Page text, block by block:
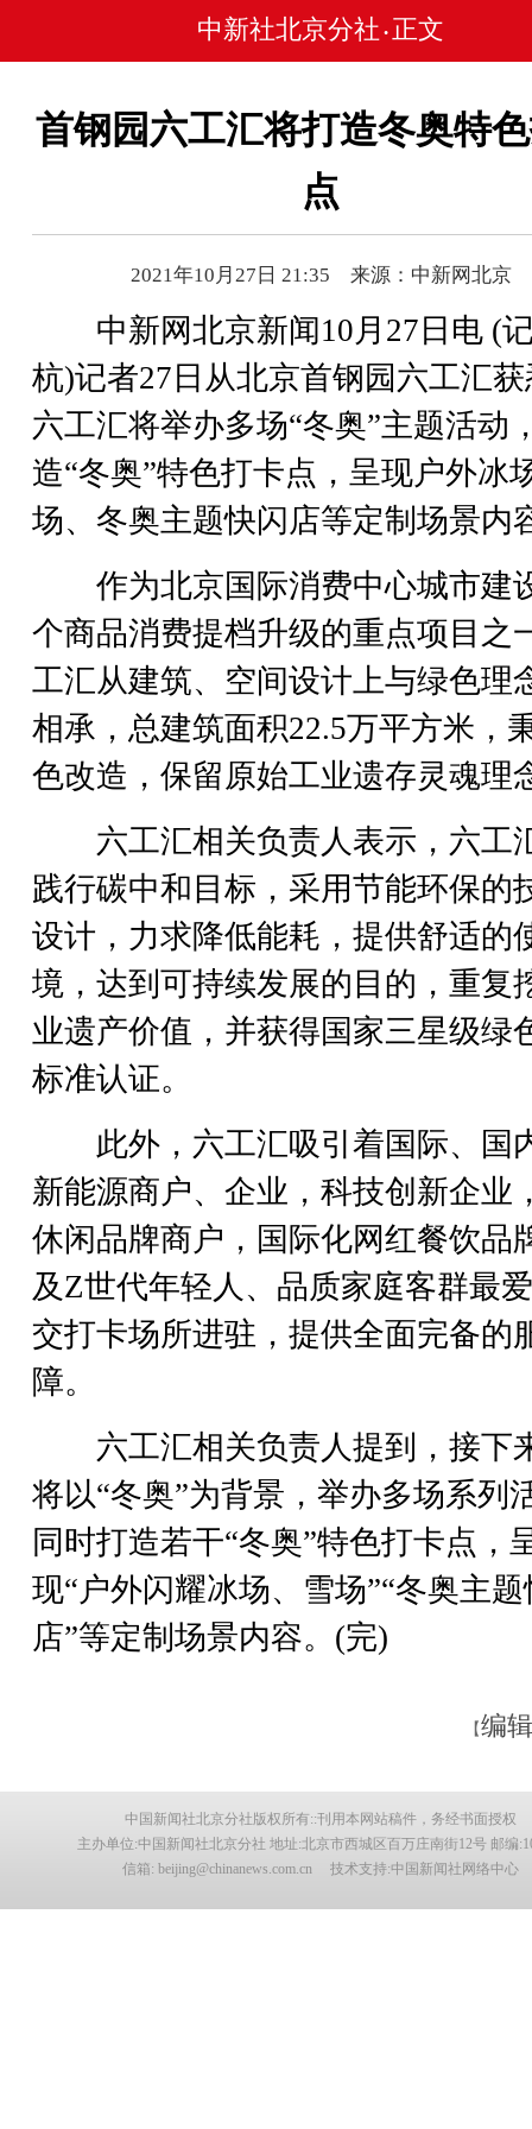
中新社北京分社 • 正文
首钢园六工汇将打造冬奥特
点
2021年10月27日 21:35 来源：中新网北京
中新网北京新闻10月27日电 (
杭)记者27日从北京首钢园六工汇
六工汇将举办多场“冬奥”主题活动
造“冬奥”特色打卡点，呈现户外冰
场、冬奥主题快闪店等定制场景内
作为北京国际消费中心城市建
个商品消费提档升级的重点项目之
工汇从建筑、空间设计上与绿色理
相承，总建筑面积22.5万平方米，
色改造，保留原始工业遗存灵魂理
六工汇相关负责人表示，六工
践行碳中和目标，采用节能环保的
设计，力求降低能耗，提供舒适的
境，达到可持续发展的目的，重复
业遗产价值，并获得国家三星级绿
标准认证。
此外，六工汇吸引着国际、国
新能源商户、企业，科技创新企业
休闲品牌商户，国际化网红餐饮品
及Z世代年轻人、品质家庭客群最
交打卡场所进驻，提供全面完备的
障。
六工汇相关负责人提到，接下
将以“冬奥”为背景，举办多场系列
同时打造若干“冬奥”特色打卡点，
现“户外闪耀冰场、雪场”“冬奥主
店”等定制场景内容。(完)
【编
中国新闻社北京分社版权所有::刊用本网站稿件，务经书面授权
主办单位:中国新闻社北京分社 地址:北京市西城区百万庄南街12号 邮编
信箱: beijing@chinanews.com.cn 技术支持:中国新闻社网络中心